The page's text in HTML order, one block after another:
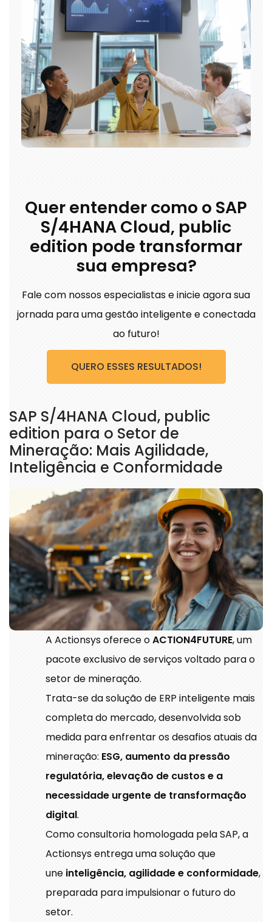
Quer entender como o SAP
S/4HANA Cloud, public
edition pode transformar
sua empresa?
Fale com nossos especialistas e inicie agora sua
jornada para uma gestão inteligente e conectada
ao futuro!
QUERO ESSES RESULTADOS!
SAP S/4HANA Cloud, public
edition para o Setor de
Mineração: Mais Agilidade,
Inteligência e Conformidade
A Actionsys oferece oACTION4FUTURE, um
pacote exclusivo de serviços voltado para o
setor de mineração.
Trata-se da solução de ERP inteligente mais
completa do mercado, desenvolvida sob
medida para enfrentar os desafios atuais da
mineração: ESG, aumento da pressão
regulatória, elevação de custos e a
necessidade urgente de transformação
digital.
Como consultoria homologada pela SAP, a
Actionsys entrega uma solução que
une inteligência, agilidade e conformidade,
preparada para impulsionar o futuro do
setor.